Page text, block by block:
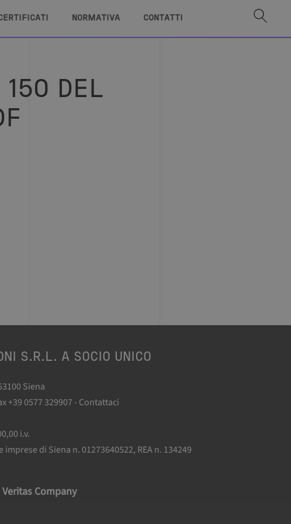
NORMATIVA CONTATTI
150 DEL
S.R.L. A SOCIO UNICO
Siena
+39 0577 329907 - Contattaci
i.v.
di Siena n. 01273640522, REA n. 134249
Company